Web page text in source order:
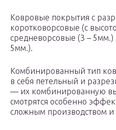
Ковровые покрытия с
коротковорсовые (с
средневорсовые (3 –
5мм.).
Комбинированный тип
в себя петельный и
— их комбинированную
смотрятся особенно
сложным производством и